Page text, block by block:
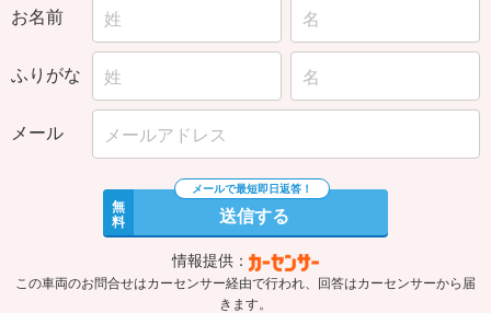
お名前
ふりがな
メール
無
料 送信する
情報提供：
この車両のお問合せはカーセンサー経由で行われ、回答はカーセンサーから届
きます。